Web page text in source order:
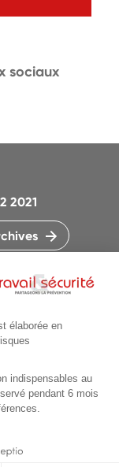
2021
sociaux